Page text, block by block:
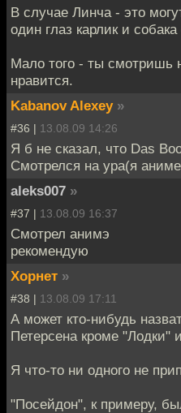
В случае Линча - это
один глаз карлик и
Мало того - ты смотришь
нравится.
Kabanov Alexey »
#36 | 13.08.09 14:26
Я б не сказал, что Das
Смотрелся на ура(я
aleks007 »
#37 | 13.08.09 16:37
Смотрел анимэ
рекомендую
Хорнет »
#38 | 13.08.09 17:11
А может кто-нибудь
Петерсена кроме "Лодки"
Я что-то ни одного не
"Посейдон", к примеру,